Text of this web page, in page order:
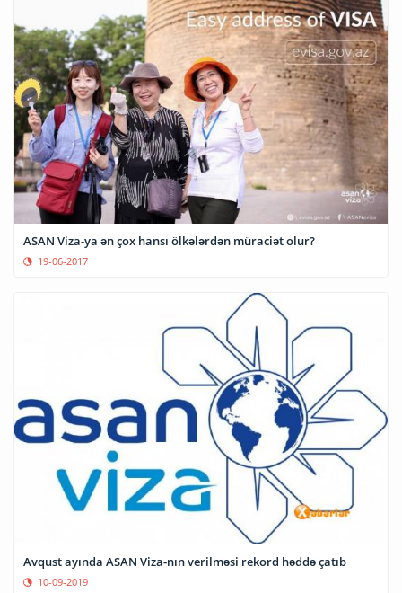
ASAN Viza-ya ən çox hansı ölkələrdən müraciət olur?
19-06-2017
Avqust ayında ASAN Viza-nın verilməsi rekord həddə çatıb
10-09-2019